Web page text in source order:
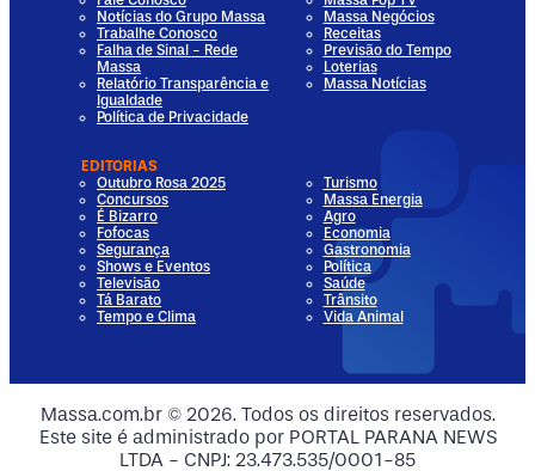
Media
Media
Media
Notícias do Grupo Massa
Trabalhe Conosco
Falha de Sinal - Rede
Massa
Relatório Transparência e
Igualdade
Política de Privacidade
Massa Negócios
Receitas
Previsão do Tempo
Loterias
Massa Notícias
EDITORIAS
Outubro Rosa 2025
Concursos
É Bizarro
Fofocas
Segurança
Shows e Eventos
Televisão
Tá Barato
Tempo e Clima
Turismo
Massa Energia
Agro
Economia
Gastronomia
Política
Saúde
Trânsito
Vida Animal
Massa.com.br © 2026. Todos os direitos reservados.
Este site é administrado por PORTAL PARANA NEWS
LTDA - CNPJ: 23.473.535/0001-85